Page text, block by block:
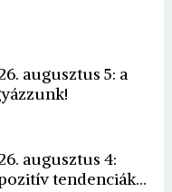
augusztus 5: a
augusztus 4:
tendenciák...